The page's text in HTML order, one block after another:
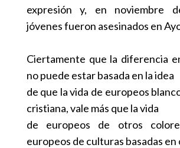
expresión y, en noviembre
jóvenes fueron asesinados en
Ciertamente que la diferencia
no puede estar basada en la idea
de que la vida de europeos
cristiana, vale más que la vida
de europeos de otros
europeos de culturas basadas en